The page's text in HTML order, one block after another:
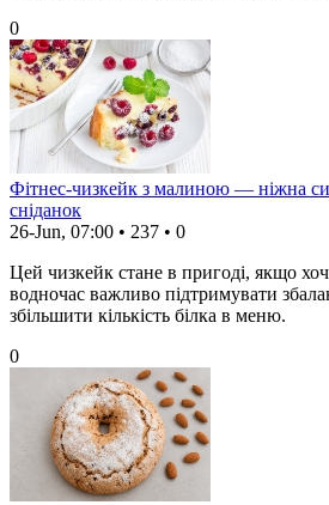
0
Фітнес-чизкейк з малиною — ніжна
сніданок
26-Jun, 07:00 • 237 • 0
Цей чизкейк стане в пригоді, якщо
водночас важливо підтримувати
збільшити кількість білка в меню.
0